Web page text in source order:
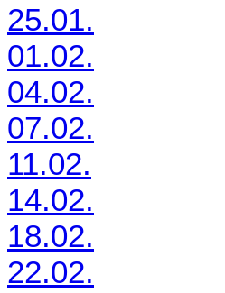
25.01.
01.02.
04.02.
07.02.
11.02.
14.02.
18.02.
22.02.